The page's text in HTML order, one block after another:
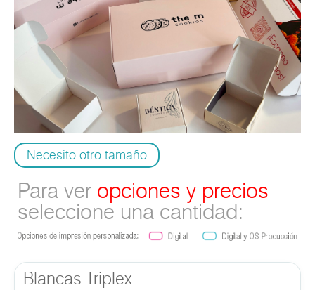
Necesito otro tamaño
Para ver opciones y precios
seleccione una cantidad:
Blancas Triplex